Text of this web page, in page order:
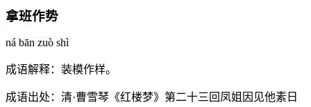
拿班作势
ná bān zuò shì
成语解释： 装模作样。
成语出处： 清·曹雪琴《红楼梦》第二十三回凤姐因见他素日